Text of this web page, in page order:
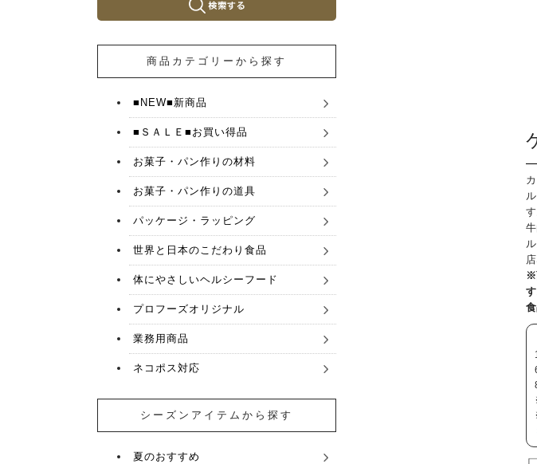
す
※
商品カテゴリーから探す
■NEW■新商品
■ＳＡＬＥ■お買い得品
お菓子・パン作りの材料
お菓子・パン作りの道具
パッケージ・ラッピング
世界と日本のこだわり食品
体にやさしいヘルシーフード
プロフーズオリジナル
業務用商品
ネコポス対応
シーズンアイテムから探す
夏のおすすめ